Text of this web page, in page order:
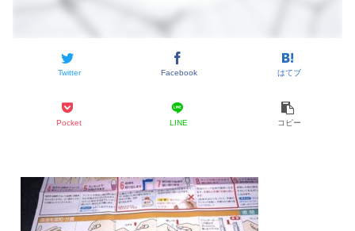
Twitter Facebook はてブ
Pocket LINE コピー